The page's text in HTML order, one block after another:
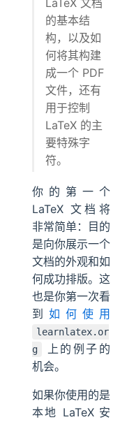
特殊字符
LaTeX 文档
的基本结
构，以及如
何将其构建
成一个 PDF
文件，还有
用于控制
LaTeX 的主
要特殊字
符。
你的第一个
LaTeX 文档将
非常简单：目的
是向你展示一个
文档的外观和如
何成功排版。这
也是你第一次看
到 如何使用
learnlatex.or
g
上的例子的
机会。
如果你使用的是
本地 LaTeX 安